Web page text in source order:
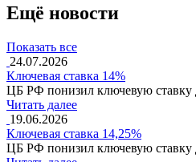
Ещё новости
Показать все
24.07.2026
Ключевая ставка 14%
ЦБ РФ понизил ключевую ставку
Читать далее
19.06.2026
Ключевая ставка 14,25%
ЦБ РФ понизил ключевую ставку